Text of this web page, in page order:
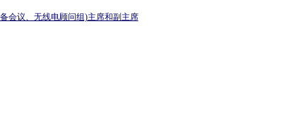
会议、无线电顾问组)主席和副主席